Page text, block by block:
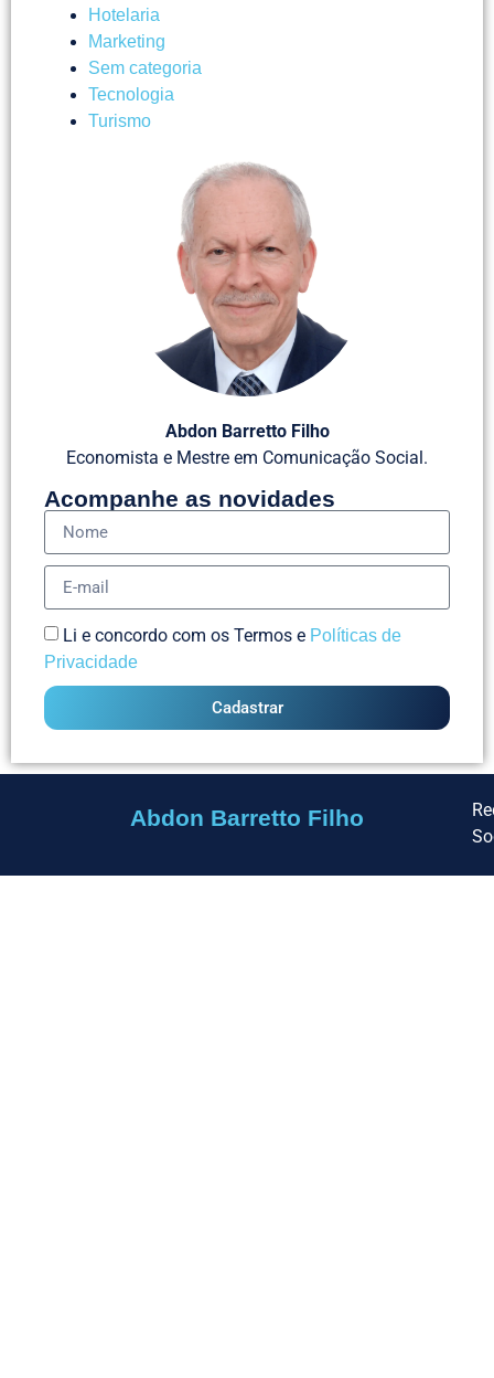
Hotelaria
Marketing
Sem categoria
Tecnologia
Turismo
Abdon Barretto Filho
Economista e Mestre em Comunicação Social.
Acompanhe as novidades
Li e concordo com os Termos e Políticas de
Privacidade
Cadastrar
Abdon Barretto Filho